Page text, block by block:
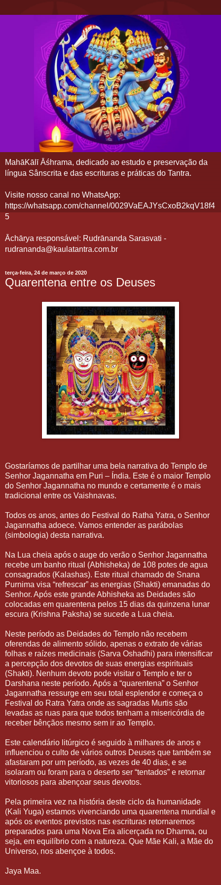
MahāKālī Āśhrama, dedicado ao estudo e preservação da
língua Sânscrita e das escrituras e práticas do Tantra.
Visite nosso canal no WhatsApp:
https://whatsapp.com/channel/0029VaEAJYsCxoB2kqV18f4
5
Āchārya responsável: Rudrānanda Sarasvati -
rudrananda@kaulatantra.com.br
terça-feira, 24 de março de 2020
Quarentena entre os Deuses
Gostaríamos de partilhar uma bela narrativa do Templo de
Senhor Jagannatha em Puri – Índia. Este é o maior Templo
do Senhor Jagannatha no mundo e certamente é o mais
tradicional entre os Vaishnavas.
Todos os anos, antes do Festival do Ratha Yatra, o Senhor
Jagannatha adoece. Vamos entender as parábolas
(simbologia) desta narrativa.
Na Lua cheia após o auge do verão o Senhor Jagannatha
recebe um banho ritual (Abhisheka) de 108 potes de agua
consagrados (Kalashas). Este ritual chamado de Snana
Purnima visa “refrescar” as energias (Shakti) emanadas do
Senhor. Após este grande Abhisheka as Deidades são
colocadas em quarentena pelos 15 dias da quinzena lunar
escura (Krishna Paksha) se sucede a Lua cheia.
Neste período as Deidades do Templo não recebem
oferendas de alimento sólido, apenas o extrato de várias
folhas e raízes medicinais (Sarva Oshadhi) para intensificar
a percepção dos devotos de suas energias espirituais
(Shakti). Nenhum devoto pode visitar o Templo e ter o
Darshana neste período. Após a “quarentena” o Senhor
Jagannatha ressurge em seu total esplendor e começa o
Festival do Ratra Yatra onde as sagradas Murtis são
levadas as ruas para que todos tenham a misericórdia de
receber bênçãos mesmo sem ir ao Templo.
Este calendário litúrgico é seguido à milhares de anos e
influenciou o culto de vários outros Deuses que também se
afastaram por um período, as vezes de 40 dias, e se
isolaram ou foram para o deserto ser “tentados” e retornar
vitoriosos para abençoar seus devotos.
Pela primeira vez na história deste ciclo da humanidade
(Kali Yuga) estamos vivenciando uma quarentena mundial e
após os eventos previstos nas escrituras retornaremos
preparados para uma Nova Era alicerçada no Dharma, ou
seja, em equilíbrio com a natureza. Que Mãe Kali, a Mãe do
Universo, nos abençoe à todos.
Jaya Maa.